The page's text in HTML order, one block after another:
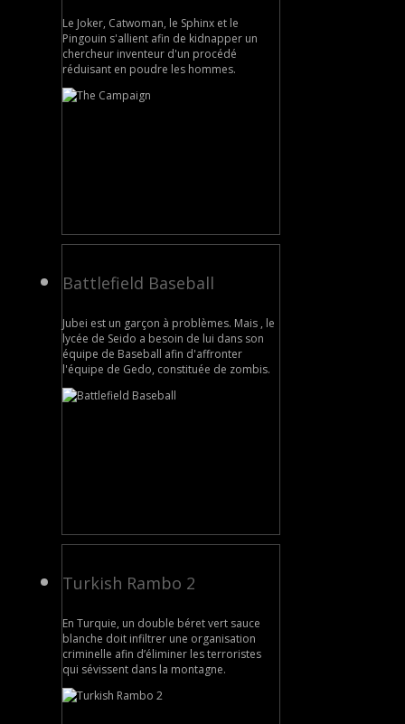
Le Joker, Catwoman, le Sphinx et le
Pingouin s'allient afin de kidnapper un
chercheur inventeur d'un procédé
réduisant en poudre les hommes.
Battlefield Baseball
Jubei est un garçon à problèmes. Mais , le
lycée de Seido a besoin de lui dans son
équipe de Baseball afin d'affronter
l'équipe de Gedo, constituée de zombis.
Turkish Rambo 2
En Turquie, un double béret vert sauce
blanche doit infiltrer une organisation
criminelle afin d’éliminer les terroristes
qui sévissent dans la montagne.